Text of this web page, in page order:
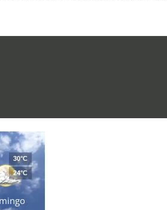
30°C
24°C